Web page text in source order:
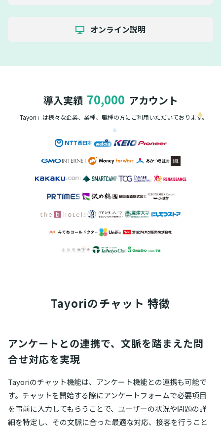
オンライン説明
導入実績 70,000 アカウント
「Tayori」は様々な企業、業種、職種の方に ご利用いただいております。
Tayoriのチャット 特徴
アンケートとの連携で、文脈を踏まえた問
合せ対応を実現
Tayoriのチャット機能は、アンケート機能との連携も可能で
す。チャットを開始する際にアンケートフォームで必要項目
を事前に入力してもらうことで、ユーザーの状況や問題の詳
細を特定し、その文脈に合った最適な対応、接客を行うこと